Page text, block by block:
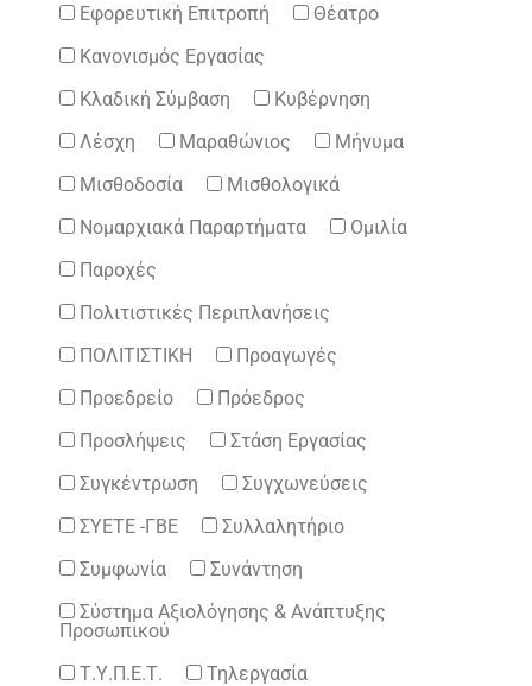
Εφορευτική Επιτροπή
Θέατρο
Κανονισμός Εργασίας
Κλαδική Σύμβαση
Κυβέρνηση
Λέσχη
Μαραθώνιος
Μήνυμα
Μισθοδοσία
Μισθολογικά
Νομαρχιακά Παραρτήματα
Ομιλία
Παροχές
Πολιτιστικές Περιπλανήσεις
ΠΟΛΙΤΙΣΤΙΚΗ
Προαγωγές
Προεδρείο
Πρόεδρος
Προσλήψεις
Στάση Εργασίας
Συγκέντρωση
Συγχωνεύσεις
ΣΥΕΤΕ -ΓΒΕ
Συλλαλητήριο
Συμφωνία
Συνάντηση
Σύστημα Αξιολόγησης & Ανάπτυξης
Προσωπικού
Τ.Υ.Π.Ε.Τ.
Τηλεργασία